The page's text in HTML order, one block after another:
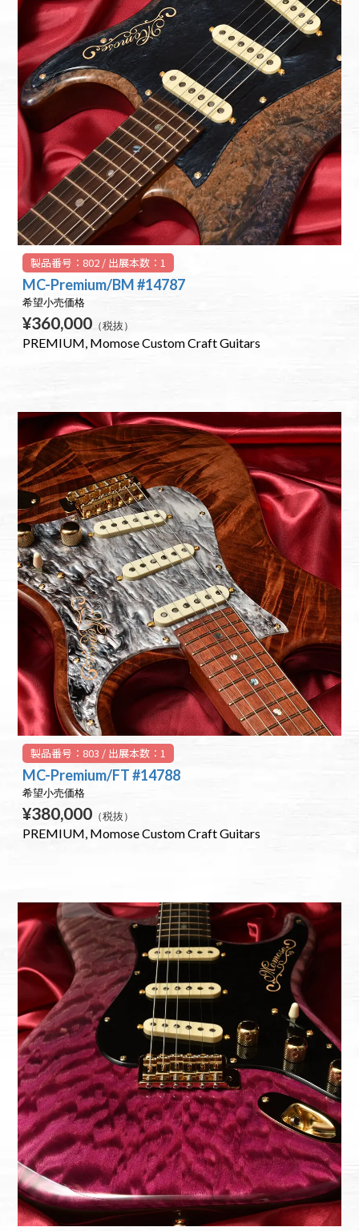
製品番号：802 / 出展本数：1
MC-Premium/BM #14787
希望小売価格
¥360,000 （税抜）
PREMIUM Momose Custom Craft Guitars
製品番号：803 / 出展本数：1
MC-Premium/FT #14788
希望小売価格
¥380,000 （税抜）
PREMIUM Momose Custom Craft Guitars